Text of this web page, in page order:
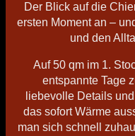
Der Blick auf die
ersten Moment an –
und den
Auf 50 qm im 1.
entspannte Tage
liebevolle Details
das sofort Wärme
man sich schnell